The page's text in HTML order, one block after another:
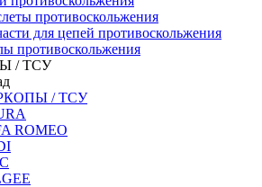
противоскольжения
для цепей противоскольжения
противоскольжения
/ ТСУ
/ ТСУ
ROMEO